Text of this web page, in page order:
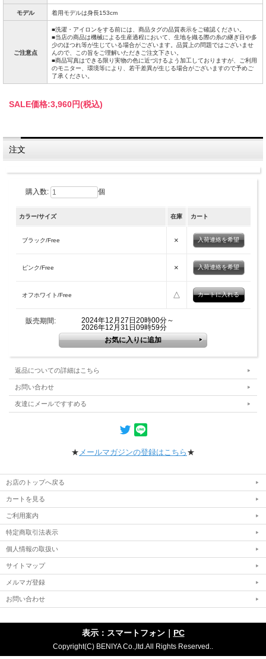
モデル 着用モデルは身長153cm
ご注意点
■洗濯・アイロンをする前には、商品タグの品質表示をご確認ください。
■当店の商品は機械による生産過程において、生地を織る際の糸の継ぎ目や多
少のほつれ等が生じている場合がございます。品質上の問題ではございませ
んので、この旨をご理解いただきご注文下さい。
■商品写真はできる限り実物の色に近づけるよう加工しておりますが、ご利用
のモニター、環境等により、若干差異が生じる場合がございますので予めご
了承ください。
SALE価格:3,960円(税込)
注文
購入数: 個
カラー/サイズ 在庫 カート
ブラック/Free × 入荷連絡を希望
ピンク/Free × 入荷連絡を希望
オフホワイト/Free △
販売期間:
2024年12月27日20時00分～
2026年12月31日09時59分
返品についての詳細はこちら
お問い合わせ
友達にメールですすめる
★ メールマガジンの登録はこちら ★
お店のトップへ戻る
カートを見る
ご利用案内
特定商取引法表示
個人情報の取扱い
サイトマップ
メルマガ登録
お問い合わせ
表示：スマートフォン｜ PC
Copyright(C) BENIYA Co.,ltd.All Rights Reserved..